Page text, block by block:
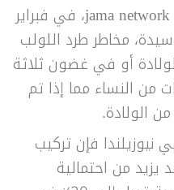
وفق دراسة نشرتها دورية jama network، في فبراير
على 326 ألف سيدة، مخاطر طرد اللولب
أو في غضون ثلاثة
الولادة، أكبر بـ3.6 مرات من النساء مما إذا تم
فإن تركيب
يزيد من احتمالية